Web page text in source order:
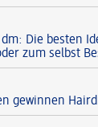
Die besten
zum selbst
gewinnen